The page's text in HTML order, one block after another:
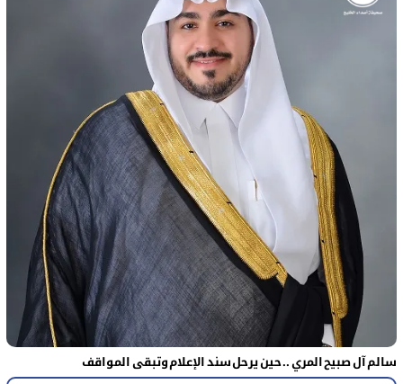
سالم آل صبيح المري .. حين يرحل سند الإعلام وتبقى المواقف